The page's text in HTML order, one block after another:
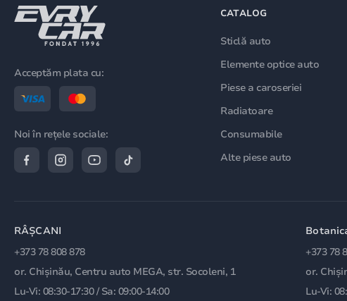
Acceptăm plata cu:
Noi în rețele sociale:
CATALOG
Sticlă auto
Elemente optice auto
Piese a caroseriei
Radiatoare
Consumabile
Alte piese auto
RÂȘCANI
+373 78 808 878
or. Chișinău, Centru auto MEGA, str. Socoleni, 1
Lu-Vi: 08:30-17:30 / Sa: 09:00-14:00
+373 78
or.
Lu-Vi: